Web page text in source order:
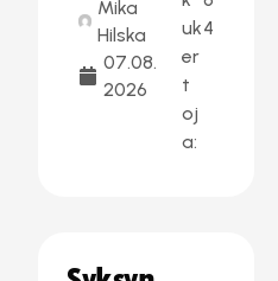
Mika
Hilska
07.08.
2026
uk
er
t
oj
a:
4